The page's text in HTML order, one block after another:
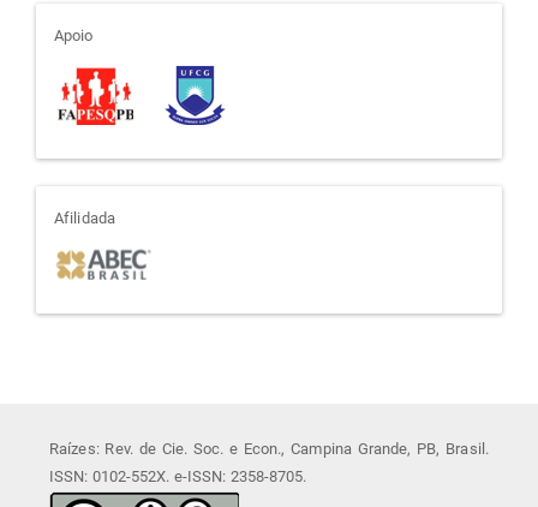
apoio
Apoio
afiliada
Afilidada
Raízes: Rev. de Cie. Soc. e Econ., Campina Grande, PB, Brasil.
ISSN: 0102-552X. e-ISSN: 2358-8705.